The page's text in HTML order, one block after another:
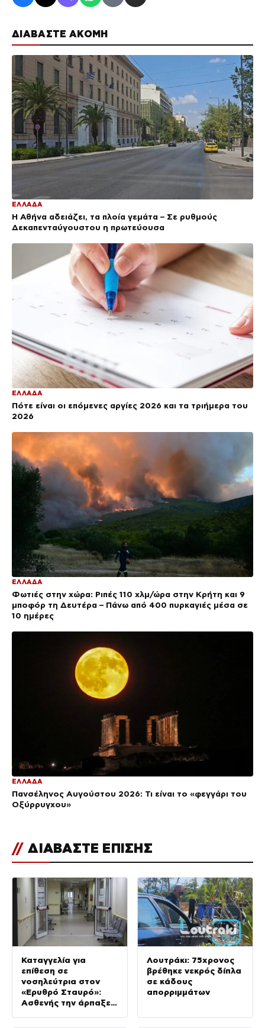
ΔΙΑΒΑΣΤΕ ΑΚΟΜΗ
ΕΛΛΑΔΑ
Η Αθήνα αδειάζει, τα πλοία γεμάτα – Σε ρυθμούς
Δεκαπενταύγουστου η πρωτεύουσα
ΕΛΛΑΔΑ
Πότε είναι οι επόμενες αργίες 2026 και τα τριήμερα του
2026
ΕΛΛΑΔΑ
Φωτιές στην χώρα: Ριπές 110 χλμ/ώρα στην Κρήτη και 9
μποφόρ τη Δευτέρα – Πάνω από 400 πυρκαγιές μέσα σε
10 ημέρες
ΕΛΛΑΔΑ
Πανσέληνος Αυγούστου 2026: Τι είναι το «φεγγάρι του
Οξύρρυγχου»
// ΔΙΑΒΑΣΤΕ ΕΠΙΣΗΣ
Καταγγελία για
επίθεση σε
νοσηλεύτρια στον
«Ερυθρό Σταυρό»:
Ασθενής την άρπαξε
Λουτράκι: 75χρονος
βρέθηκε νεκρός δίπλα
σε κάδους
απορριμμάτων